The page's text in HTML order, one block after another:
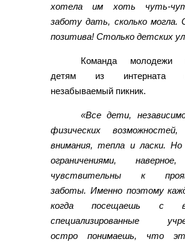
хотела им хоть чуть-
заботу дать, сколько могла.
позитива! Столько детских
Команда молодежи
детям из интерната
незабываемый пикник.
«Все дети,
физических
внимания, тепла и ласки.
ограничениями,
чувствительны к
заботы. Именно поэтому
когда посещаешь с
специализированные
остро понимаешь, что